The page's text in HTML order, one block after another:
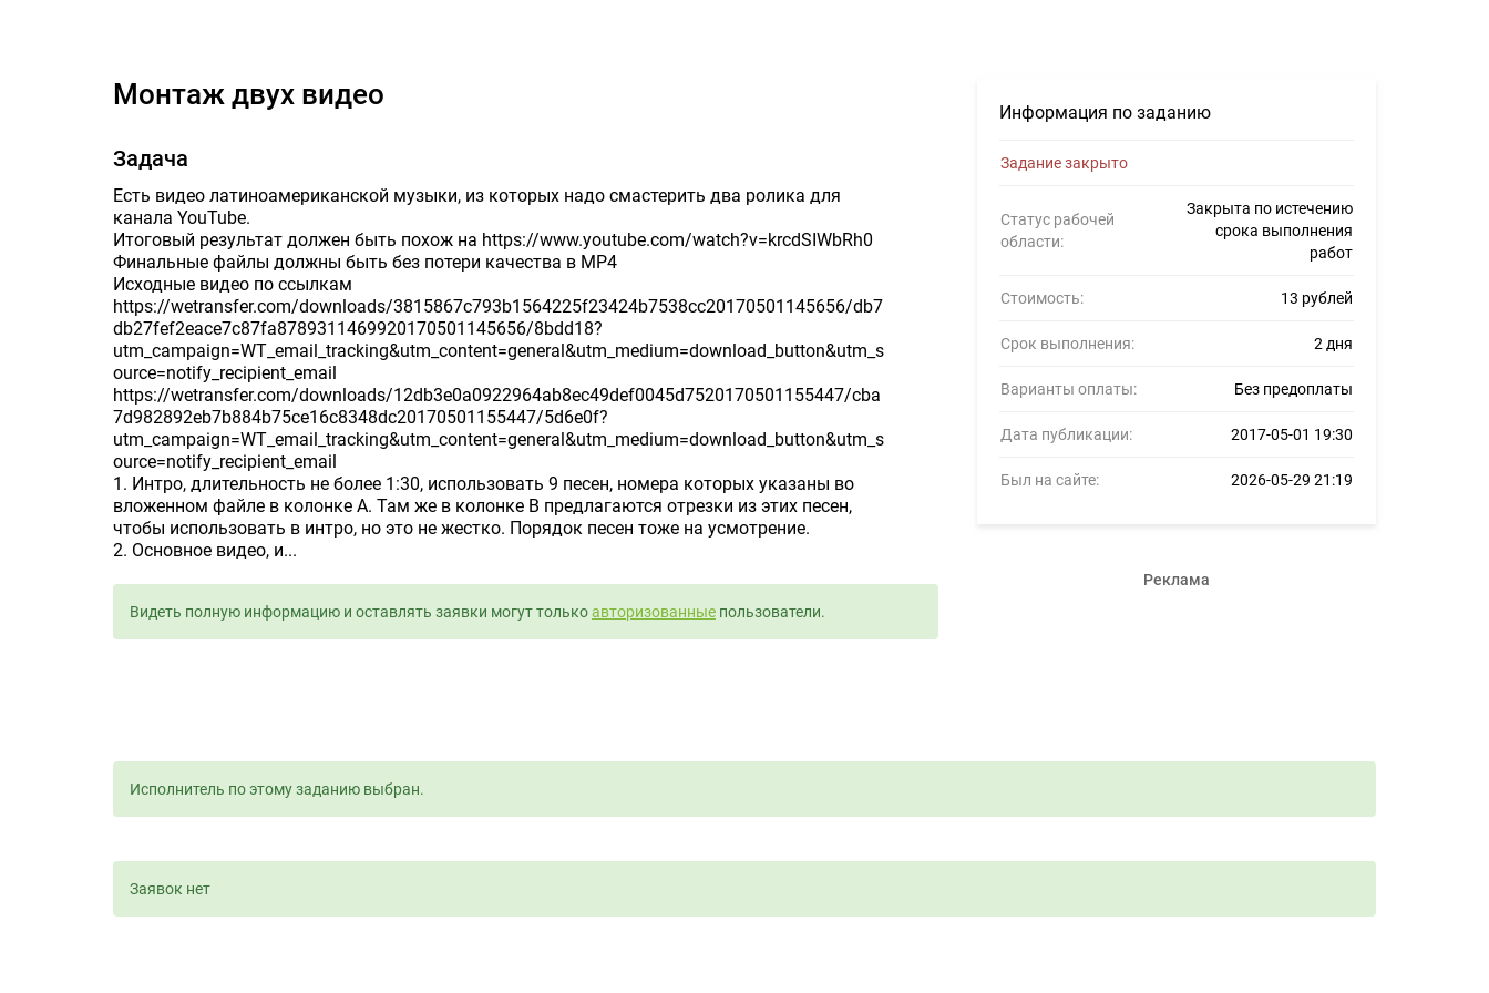
Информация по заданию
Задание закрыто
Статус рабочей
области:
Закрыта по истечению
срока выполнения
работ
Стоимость: 13 рублей
Срок выполнения: 2 дня
Варианты оплаты: Без предоплаты
Дата публикации: 2017-05-01 19:30
Был на сайте: 2026-05-29 21:19
Реклама
монтаж двух видео
Задача
Есть видео латиноамериканской музыки, из которых надо смастерить два ролика для
канала YouTube.
Итоговый результат должен быть похож на https://www.youtube.com/watch?v=krcdSIWbRh0
Финальные файлы должны быть без потери качества в MP4
Исходные видео по ссылкам
https://wetransfer.com/downloads/3815867c793b1564225f23424b7538cc20170501145656/db7
db27fef2eace7c87fa8789311469920170501145656/8bdd18?
utm_campaign=WT_email_tracking&utm_content=general&utm_medium=download_button&utm_s
ource=notify_recipient_email
https://wetransfer.com/downloads/12db3e0a0922964ab8ec49def0045d7520170501155447/cba
7d982892eb7b884b75ce16c8348dc20170501155447/5d6e0f?
utm_campaign=WT_email_tracking&utm_content=general&utm_medium=download_button&utm_s
ource=notify_recipient_email
1. Интро, длительность не более 1:30, использовать 9 песен, номера которых указаны во
вложенном файле в колонке А. Там же в колонке B предлагаются отрезки из этих песен,
чтобы использовать в интро, но это не жестко. Порядок песен тоже на усмотрение.
2. Основное видео, и...
Видеть полную информацию и оставлять заявки могут толькоавторизованные пользователи.
Исполнитель по этому заданию выбран.
Заявок нет